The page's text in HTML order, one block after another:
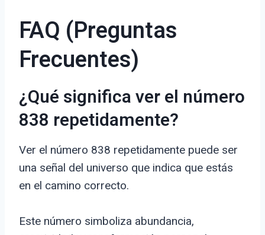
FAQ (Preguntas
Frecuentes)
¿Qué significa ver el número
838 repetidamente?
Ver el número 838 repetidamente puede ser
una señal del universo que indica que estás
en el camino correcto.
Este número simboliza abundancia,